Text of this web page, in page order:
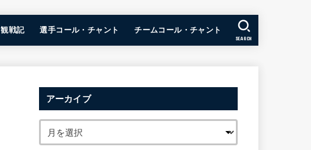
観戦記 選手コール・チャント チームコール・チャント
SEARCH
アーカイブ